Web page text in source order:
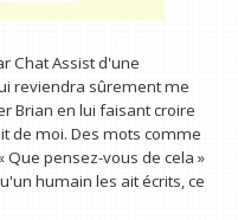
Chat Assist d'une
reviendra sûrement me
Brian en lui faisant croire
de moi. Des mots comme
Que pensez-vous de cela »
humain les ait écrits, ce